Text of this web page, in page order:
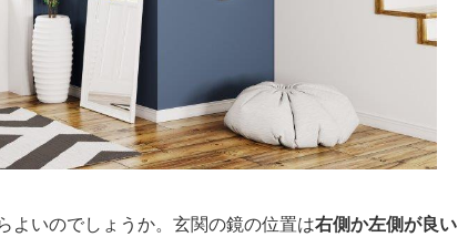
よいのでしょうか。玄関の鏡の位置は右側か左側が良い